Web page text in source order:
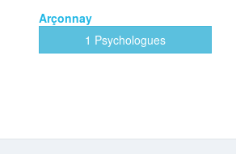
Arçonnay
1 Psychologues